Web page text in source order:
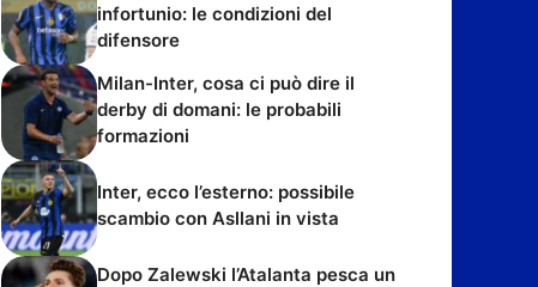
infortunio: le condizioni del
difensore
Milan-Inter, cosa ci può dire il
derby di domani: le probabili
formazioni
Inter, ecco l’esterno: possibile
scambio con Asllani in vista
Dopo Zalewski l’Atalanta pesca un